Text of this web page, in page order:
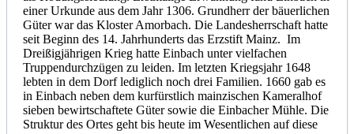
einer Urkunde aus dem Jahr 1306. Grundherr der bäuerlichen
Güter war das Kloster Amorbach. Die Landesherrschaft hatte
seit Beginn des 14. Jahrhunderts das Erzstift Mainz. Im
Dreißigjährigen Krieg hatte Einbach unter vielfachen
Truppendurchzügen zu leiden. Im letzten Kriegsjahr 1648
lebten in dem Dorf lediglich noch drei Familien. 1660 gab es
in Einbach neben dem kurfürstlich mainzischen Kameralhof
sieben bewirtschaftete Güter sowie die Einbacher Mühle. Die
Struktur des Ortes geht bis heute im Wesentlichen auf diese